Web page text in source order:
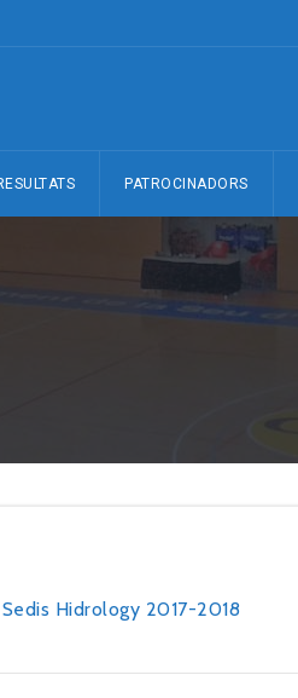
PATROCINADORS
Hidrology 2017-2018